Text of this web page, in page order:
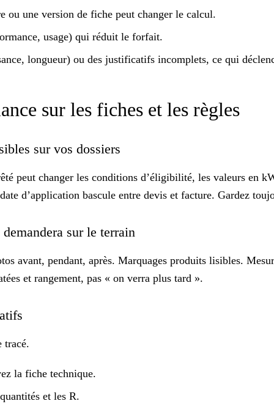
ou une version de fiche peut changer le calcul.
usage) qui réduit le forfait.
longueur) ou des justificatifs incomplets, ce qui
sur les fiches et les règles
sur vos dossiers
peut changer les conditions d’éligibilité, les valeurs en
date d’application bascule entre devis et facture. Gardez
sur le terrain
avant, pendant, après. Marquages produits lisibles.
et rangement, pas « on verra plus tard ».
tracé.
la fiche technique.
et les R.